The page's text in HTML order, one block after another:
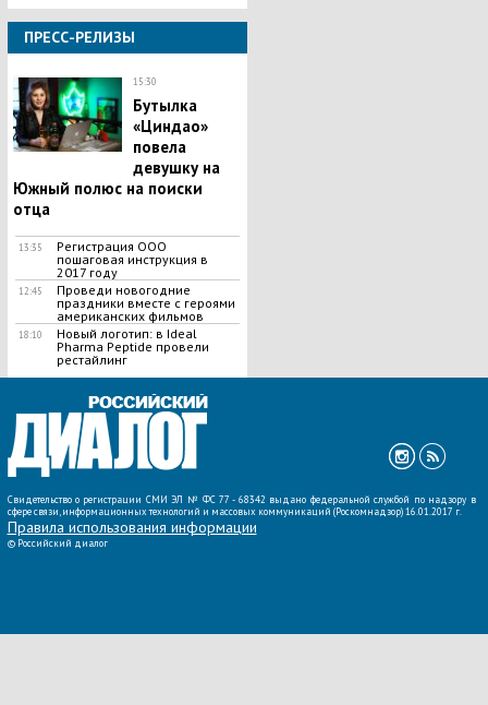
ПРЕСС-РЕЛИЗЫ
15:30
Бутылка
«Циндао»
повела
девушку на
Южный полюс на поиски
отца
13:35
Регистрация ООО
пошаговая инструкция в
2017 году
12:45
Проведи новогодние
праздники вместе с героями
американских фильмов
18:10
Новый логотип: в Ideal
Pharma Peptide провели
рестайлинг
Свидетельство о регистрации СМИ ЭЛ № ФС 77 - 68342 выдано федеральной службой по надзору в
сфере связи, информационных технологий и массовых коммуникаций (Роскомнадзор) 16.01.2017 г.
Правила использования информации
© Российский диалог